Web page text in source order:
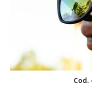
Cod.